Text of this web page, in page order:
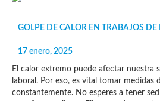
GOLPE DE CALOR EN TRABAJOS DE
17 enero, 2025
El calor extremo puede afectar nuestra
laboral. Por eso, es vital tomar
constantemente. No esperes a tener